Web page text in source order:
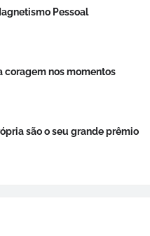
Pessoal
coragem nos momentos
são o seu grande prêmio